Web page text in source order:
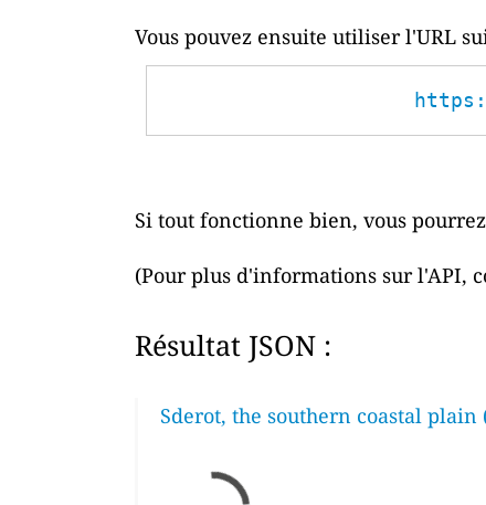
Vous pouvez ensuite utiliser l'URL
Si tout fonctionne bien, vous
(Pour plus d'informations sur l'API,
Résultat JSON :
Sderot, the southern coastal plain